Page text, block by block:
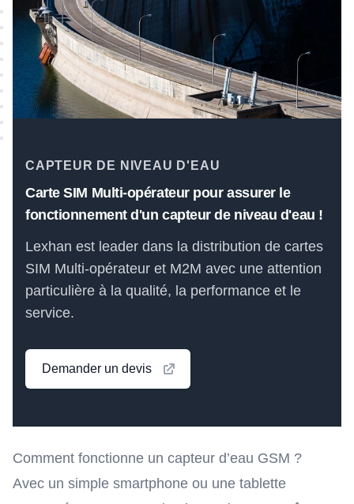
CAPTEUR DE NIVEAU D'EAU
Carte SIM Multi-opérateur pour assurer le
fonctionnement d'un capteur de niveau d'eau !
Lexhan est leader dans la distribution de cartes
SIM Multi-opérateur et M2M avec une attention
particulière à la qualité, la performance et le
service.
Demander un devis
Comment fonctionne un capteur d’eau GSM ?
Avec un simple smartphone ou une tablette